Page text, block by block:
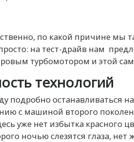
по какой причине мы
на тест-драйв нам
турбомотором и этой
технологий
подробно останавливаться
с машиной второго
уже нет избытка красного
ночью слезятся глаза,